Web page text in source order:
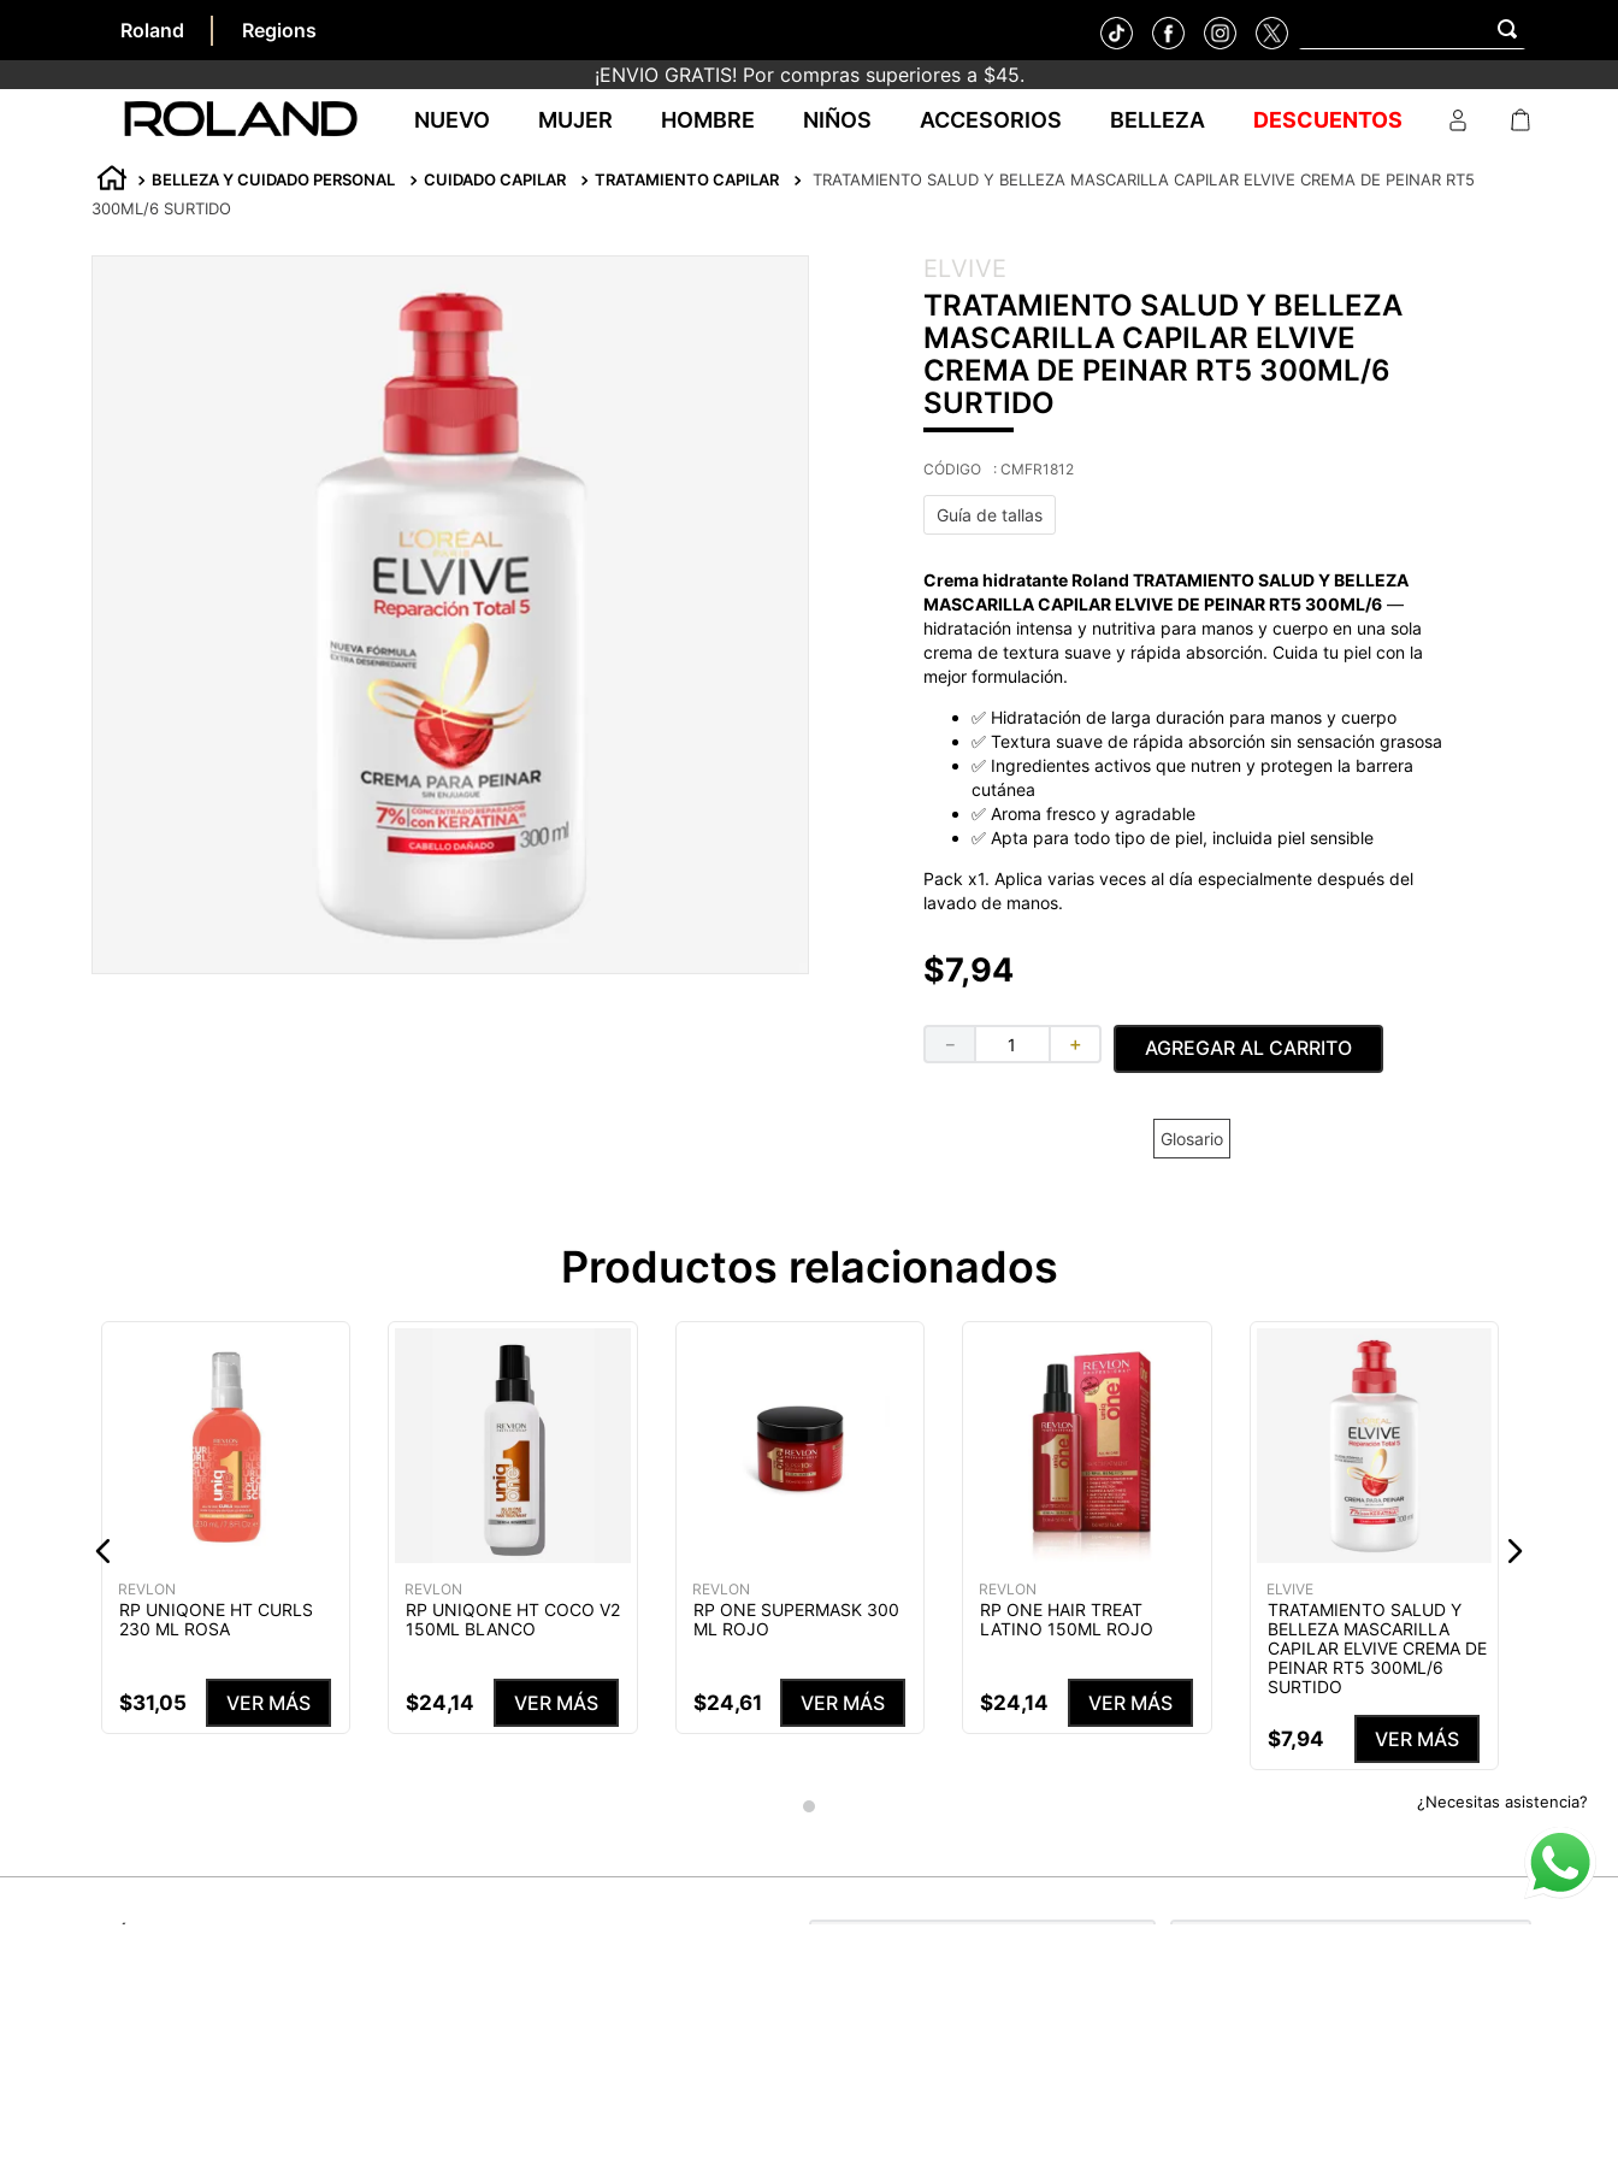
Roland
Regions
¡ENVIO GRATIS! Por compras superiores a $45.
NUEVO MUJER HOMBRE NIÑOS ACCESORIOS BELLEZA DESCUENTOS
¿Necesitas asistencia?
BELLEZA Y CUIDADO PERSONAL CUIDADO CAPILAR TRATAMIENTO CAPILAR
TRATAMIENTO SALUD Y BELLEZA MASCARILLA CAPILAR ELVIVE CREMA DE PEINAR RT5
300ML/6 SURTIDO
ELVIVE
TRATAMIENTO SALUD Y BELLEZA
MASCARILLA CAPILAR ELVIVE
CREMA DE PEINAR RT5 300ML/6
SURTIDO
: CMFR1812
Guía de tallas
Crema hidratante Roland TRATAMIENTO SALUD Y BELLEZA
MASCARILLA CAPILAR ELVIVE DE PEINAR RT5 300ML/6—
hidratación intensa y nutritiva para manos y cuerpo en una sola
crema de textura suave y rápida absorción. Cuida tu piel con la
mejor formulación.
✅ Hidratación de larga duración para manos y cuerpo
✅ Textura suave de rápida absorción sin sensación grasosa
✅ Ingredientes activos que nutren y protegen la barrera
cutánea
✅ Aroma fresco y agradable
✅ Apta para todo tipo de piel, incluida piel sensible
Pack x1. Aplica varias veces al día especialmente después del
lavado de manos.
$7,94
＋
－ AGREGAR AL CARRITO
Glosario
Productos relacionados
REVLON
RP UNIQONE HT CURLS
230 ML ROSA
$31,05 VER MÁS
REVLON
RP UNIQONE HT COCO V2
150ML BLANCO
$24,14 VER MÁS
REVLON
RP ONE SUPERMASK 300
ML ROJO
$24,61 VER MÁS
REVLON
RP ONE HAIR TREAT
LATINO 150ML ROJO
$24,14 VER MÁS
ELVIVE
TRATAMIENTO SALUD Y
BELLEZA MASCARILLA
CAPILAR ELVIVE CREMA DE
PEINAR RT5 300ML/6
SURTIDO
$7,94 VER MÁS